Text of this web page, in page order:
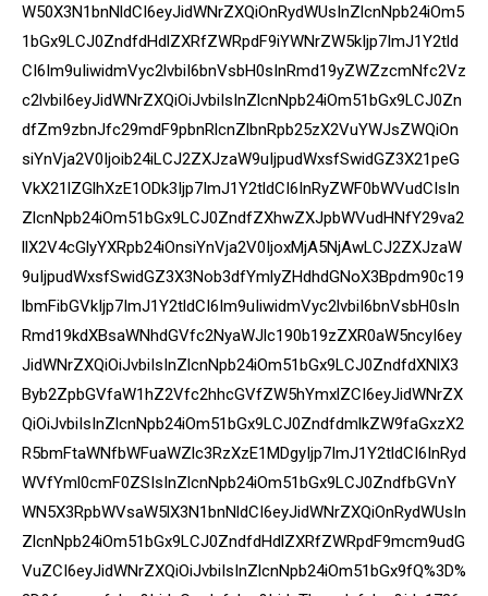
W50X3N1bnNldCI6eyJidWNrZXQiOnRydWUsInZlcnNpb24iOm5
1bGx9LCJ0ZndfdHdlZXRfZWRpdF9iYWNrZW5kIjp7ImJ1Y2tld
CI6Im9uIiwidmVyc2lvbiI6bnVsbH0sInRmd19yZWZzcmNfc2Vz
c2lvbiI6eyJidWNrZXQiOiJvbiIsInZlcnNpb24iOm51bGx9LCJ0Zn
dfZm9zbnJfc29mdF9pbnRlcnZlbnRpb25zX2VuYWJsZWQiOn
siYnVja2V0Ijoib24iLCJ2ZXJzaW9uIjpudWxsfSwidGZ3X21peG
VkX21lZGlhXzE1ODk3Ijp7ImJ1Y2tldCI6InRyZWF0bWVudCIsIn
ZlcnNpb24iOm51bGx9LCJ0ZndfZXhwZXJpbWVudHNfY29va2
llX2V4cGlyYXRpb24iOnsiYnVja2V0IjoxMjA5NjAwLCJ2ZXJzaW
9uIjpudWxsfSwidGZ3X3Nob3dfYmlyZHdhdGNoX3Bpdm90c19
lbmFibGVkIjp7ImJ1Y2tldCI6Im9uIiwidmVyc2lvbiI6bnVsbH0sIn
Rmd19kdXBsaWNhdGVfc2NyaWJlc190b19zZXR0aW5ncyI6ey
JidWNrZXQiOiJvbiIsInZlcnNpb24iOm51bGx9LCJ0ZndfdXNlX3
Byb2ZpbGVfaW1hZ2Vfc2hhcGVfZW5hYmxlZCI6eyJidWNrZX
QiOiJvbiIsInZlcnNpb24iOm51bGx9LCJ0ZndfdmlkZW9faGxzX2
R5bmFtaWNfbWFuaWZlc3RzXzE1MDgyIjp7ImJ1Y2tldCI6InRyd
WVfYml0cmF0ZSIsInZlcnNpb24iOm51bGx9LCJ0ZndfbGVnY
WN5X3RpbWVsaW5lX3N1bnNldCI6eyJidWNrZXQiOnRydWUsIn
ZlcnNpb24iOm51bGx9LCJ0ZndfdHdlZXRfZWRpdF9mcm9udG
VuZCI6eyJidWNrZXQiOiJvbiIsInZlcnNpb24iOm51bGx9fQ%3D%